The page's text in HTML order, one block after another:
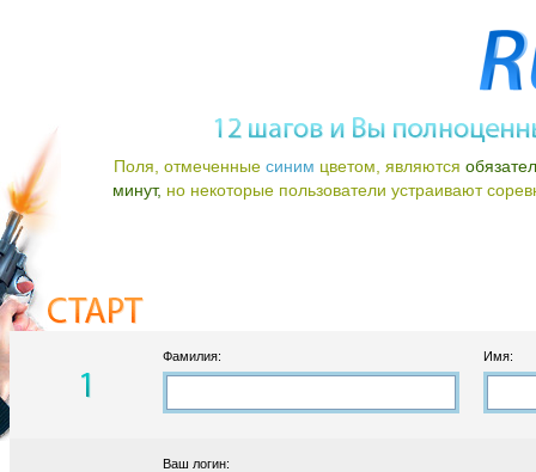
Поля, отмеченные синим цветом, являются
минут, но некоторые пользователи устраивают
Фамилия: Имя:
Ваш логин: